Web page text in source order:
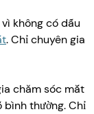
không có dấu
. Chỉ chuyên gia
chăm sóc mắt
bình thường. Chỉ